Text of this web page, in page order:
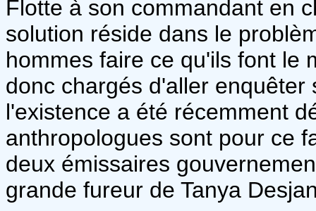
Flotte à son commandant en
solution réside dans le
hommes faire ce qu'ils font le
donc chargés d'aller
l'existence a été récemment
anthropologues sont pour ce
deux émissaires
grande fureur de Tanya